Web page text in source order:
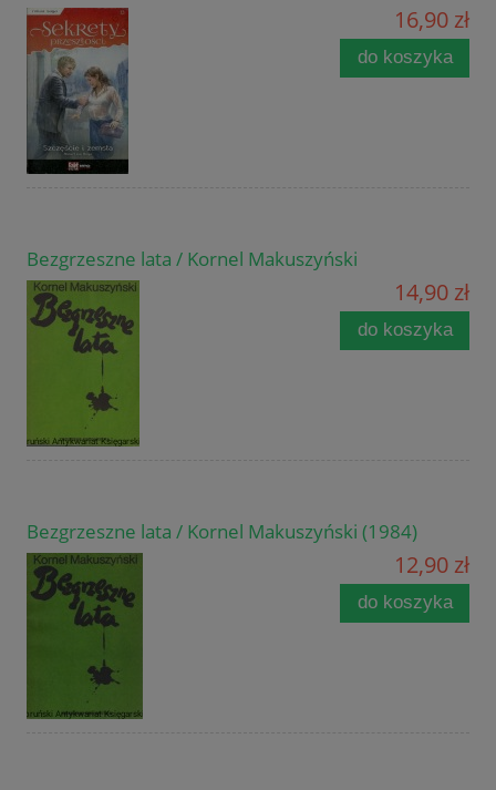
16,90 zł
do koszyka
Bezgrzeszne lata / Kornel Makuszyński
14,90 zł
do koszyka
Bezgrzeszne lata / Kornel Makuszyński (1984)
12,90 zł
do koszyka